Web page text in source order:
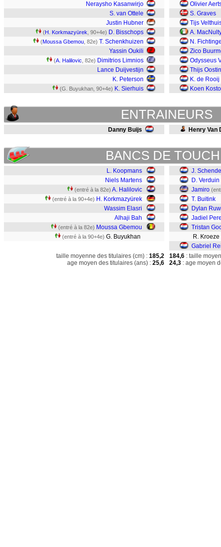
Neraysho Kasanwirjo
S. van Ottele
Justin Hubner
(H. Korkmazyürek , 90+4e) D. Bisschops
(Moussa Gbemou , 82e) T. Schenkhuizen
Yassin Oukili
(A. Halilovic , 82e) Dimitrios Limnios
Lance Duijvestijn
K. Peterson
(G. Buyukhan, 90+4e) K. Sierhuis
Olivier
S. Graves
Tijs
A.
N.
Zico
Odysseus
Thijs
K. de Rooij
Koen
ENTRAINEURS
Danny Buijs Henry Van
BANCS DE
L. Koopmans
Niels Martens
(entré à la 82e) A. Halilovic
(entré à la 90+4e) H. Korkmazyürek
Wassim Elasri
Alhaji Bah
(entré à la 82e) Moussa Gbemou
(entré à la 90+4e) G. Buyukhan
J.
D. Verduin
Jamiro
T. Buitink
Dylan
Jadiel
Tristan
R. Kroeze
Gabriel
taille moyenne des titulaires (cm) : 185,2
age moyen des titulaires (ans) : 25,6
184,6 : taille
24,3 : age moyen